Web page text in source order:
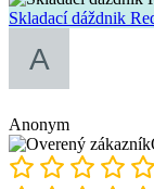
Skladací dáždnik
Anonym